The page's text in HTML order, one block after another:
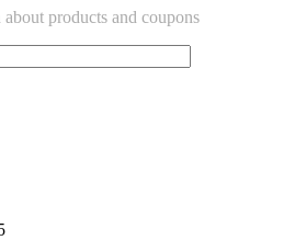
products and coupons